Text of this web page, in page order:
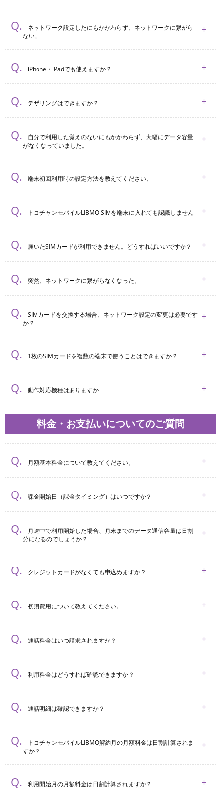
ネットワーク設定したにもかかわらず、ネットワークに繋がら
ない。
iPhone・iPadでも使えますか？
テザリングはできますか？
自分で利用した覚えのないにもかかわらず、大幅にデータ容量
がなくなっていました。
端末初回利用時の設定方法を教えてください。
トコチャンモバイルLIBMO SIMを端末に入れても認識しません
届いたSIMカードが利用できません。どうすればいいですか？
突然、ネットワークに繋がらなくなった。
SIMカードを交換する場合、ネットワーク設定の変更は必要です
か？
1枚のSIMカードを複数の端末で使うことはできますか？
動作対応機種はありますか
料金・お支払いについてのご質問
月額基本料金について教えてください。
課金開始日（課金タイミング）はいつですか？
月途中で利用開始した場合、月末までのデータ通信容量は日割
分になるのでしょうか？
クレジットカードがなくても申込めますか？
初期費用について教えてください。
通話料金はいつ請求されますか？
利用料金はどうすれば確認できますか？
通話明細は確認できますか？
トコチャンモバイルLIBMO解約月の月額料金は日割計算されま
すか？
利用開始月の月額料金は日割計算されますか？